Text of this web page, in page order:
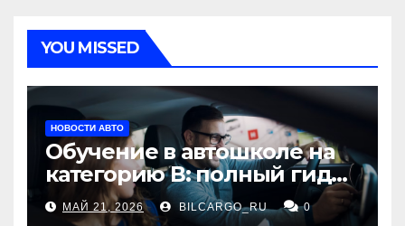
YOU MISSED
НОВОСТИ АВТО
Обучение в автошколе на
категорию В: полный гид
для будущих водителей
МАЙ 21, 2026 BILCARGO_RU 0